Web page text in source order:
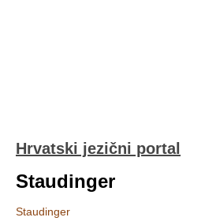
Hrvatski jezični portal
Staudinger
Staudinger